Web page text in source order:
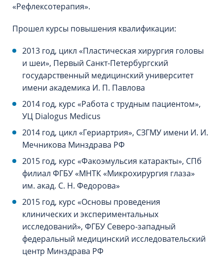
«Рефлексотерапия».
Прошел курсы повышения квалификации:
2013 год, цикл «Пластическая хирургия головы
и шеи», Первый Санкт-Петербургский
государственный медицинский университет
имени академика И. П. Павлова
2014 год, курс «Работа с трудным пациентом»,
УЦ Dialogus Medicus
2014 год, цикл «Гериартрия», СЗГМУ имени И. И.
Мечникова Минздрава РФ
2015 год, курс «Факоэмульсия катаракты», СПб
филиал ФГБУ «МНТК «Микрохирургия глаза»
им. акад. С. Н. Федорова»
2015 год, курс «Основы проведения
клинических и экспериментальных
исследований», ФГБУ Северо-западный
федеральный медицинский исследовательский
центр Минздрава РФ